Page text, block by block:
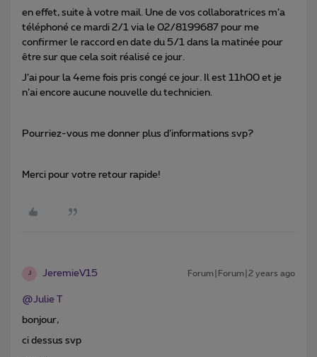
en effet, suite à votre mail. Une de vos collaboratrices m’a
téléphoné ce mardi 2/1 via le 02/8199687 pour me
confirmer le raccord en date du 5/1 dans la matinée pour
être sur que cela soit réalisé ce jour.
J’ai pour la 4eme fois pris congé ce jour. Il est 11h00 et je
n’ai encore aucune nouvelle du technicien.
Pourriez-vous me donner plus d’informations svp?
Merci pour votre retour rapide!
J JeremieV15 Forum|Forum|2 years ago
@Julie T
bonjour,
ci dessus svp